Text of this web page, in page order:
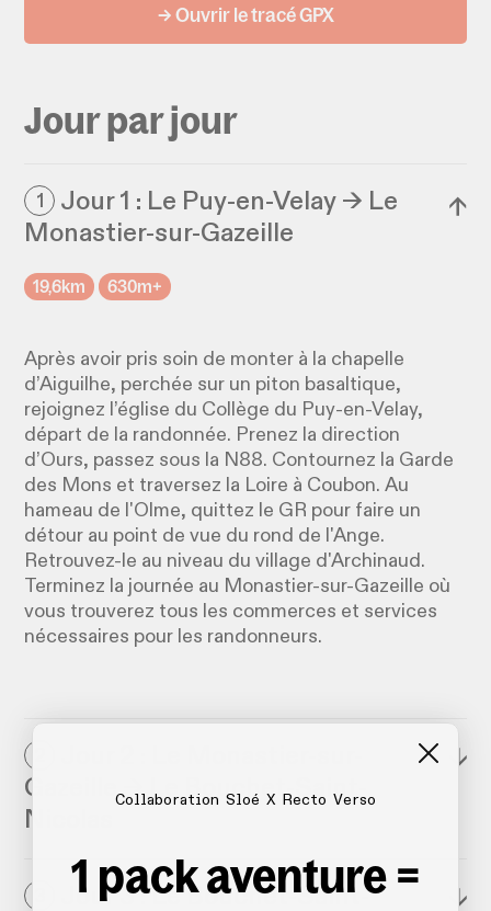
→ Ouvrir le tracé GPX
Jour par jour
1
Jour 1 : Le Puy-en-Velay → Le
Monastier-sur-Gazeille
↓
19,6km 630m+
Après avoir pris soin de monter à la chapelle
d’Aiguilhe, perchée sur un piton basaltique,
rejoignez l’église du Collège du Puy-en-Velay,
départ de la randonnée. Prenez la direction
d’Ours, passez sous la N88. Contournez la Garde
des Mons et traversez la Loire à Coubon. Au
hameau de l'Olme, quittez le GR pour faire un
détour au point de vue du rond de l'Ange.
Retrouvez-le au niveau du village d'Archinaud.
Terminez la journée au Monastier-sur-Gazeille où
vous trouverez tous les commerces et services
nécessaires pour les randonneurs.
Gazeille → Le Bouchet-Saint-
Nicolas
↓
Jour 3 : Le Bouchet-Saint- ↓
Collaboration Sloé X Recto Verso
1 pack aventure =